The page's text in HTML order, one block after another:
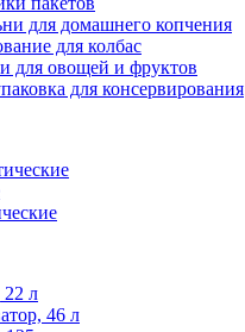
для домашнего копчения
для колбас
для овощей и фруктов
для консервирования
л
46 л